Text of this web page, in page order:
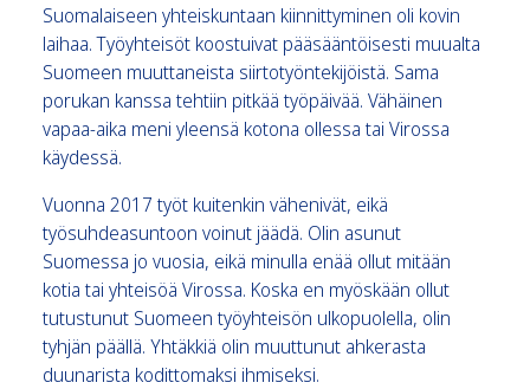
Suomalaiseen yhteiskuntaan kiinnittyminen oli kovin
laihaa. Työyhteisöt koostuivat pääsääntöisesti muualta
Suomeen muuttaneista siirtotyöntekijöistä. Sama
porukan kanssa tehtiin pitkää työpäivää. Vähäinen
vapaa-aika meni yleensä kotona ollessa tai Virossa
käydessä.
Vuonna 2017 työt kuitenkin vähenivät, eikä
työsuhdeasuntoon voinut jäädä. Olin asunut
Suomessa jo vuosia, eikä minulla enää ollut mitään
kotia tai yhteisöä Virossa. Koska en myöskään ollut
tutustunut Suomeen työyhteisön ulkopuolella, olin
tyhjän päällä. Yhtäkkiä olin muuttunut ahkerasta
duunarista kodittomaksi ihmiseksi.